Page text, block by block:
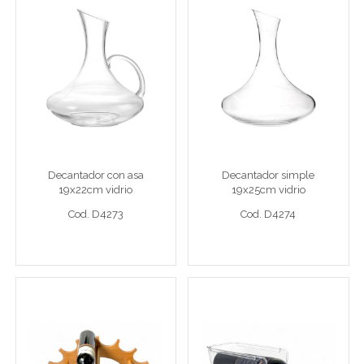
Decantador con asa
19x22cm vidrio
Cod. D4273
Decantador con asa
19x22cm vidrio
Cod. D4273
Decantador simple
Cod. D4274
Decantador simple
19x25cm vidrio
Cod. D4274